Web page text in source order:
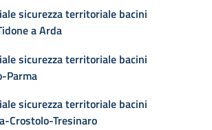
sicurezza territoriale bacini
a Arda
sicurezza territoriale bacini
Parma
sicurezza territoriale bacini
Crostolo-Tresinaro